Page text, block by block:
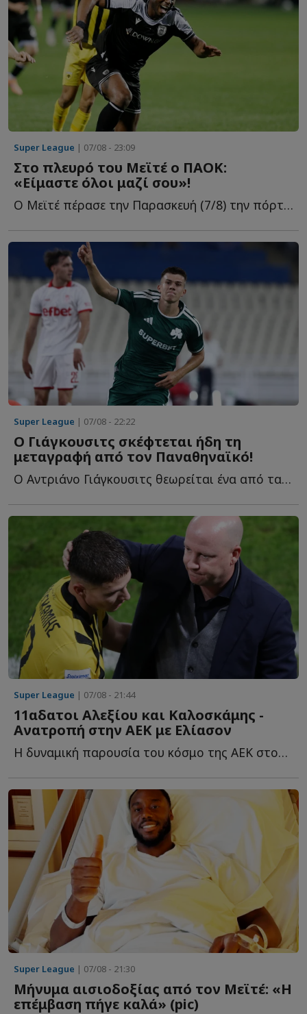
Super League | 07/08 - 23:09
Στο πλευρό του Μεϊτέ ο ΠΑΟΚ:
«Είμαστε όλοι μαζί σου»!
Ο Μεϊτέ πέρασε την Παρασκευή (7/8) την πόρτα του χειρουργείου γ...
Super League | 07/08 - 22:22
Ο Γιάγκουσιτς σκέφτεται ήδη τη
μεταγραφή από τον Παναθηναϊκό!
Ο Αντριάνο Γιάγκουσιτς θεωρείται ένα από τα μεγαλύτερα π...
Super League | 07/08 - 21:44
11αδατοι Αλεξίου και Καλοσκάμης -
Ανατροπή στην ΑΕΚ με Ελίασον
Η δυναμική παρουσία του κόσμο της ΑΕΚ στον τελικό του Su...
Super League | 07/08 - 21:30
Μήνυμα αισιοδοξίας από τον Μεϊτέ: «Η
επέμβαση πήγε καλά» (pic)